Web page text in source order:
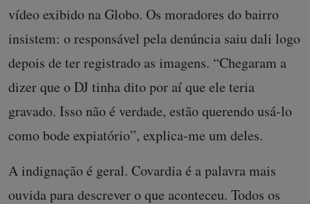
vídeo exibido na Globo. Os moradores do bairro
insistem: o responsável pela denúncia saiu dali logo
depois de ter registrado as imagens. “Chegaram a
dizer que o DJ tinha dito por aí que ele teria
gravado. Isso não é verdade, estão querendo usá-lo
como bode expiatório”, explica-me um deles.
A indignação é geral. Covardia é a palavra mais
ouvida para descrever o que aconteceu. Todos os